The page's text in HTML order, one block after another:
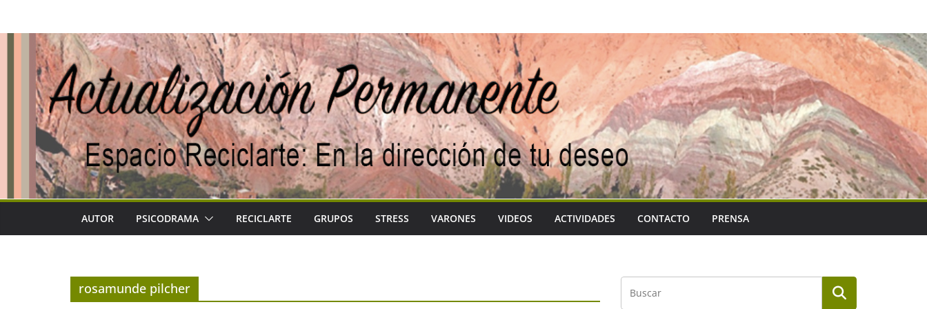
contenido
AUTOR PSICODRAMA RECICLARTE GRUPOS STRESS VARONES VIDEOS ACTIVIDADES CONTACTO PRENSA
rosamunde pilcher